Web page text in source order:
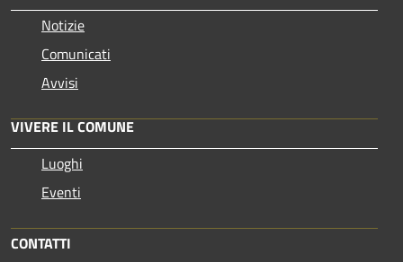
Notizie
Comunicati
Avvisi
VIVERE IL COMUNE
Luoghi
Eventi
CONTATTI